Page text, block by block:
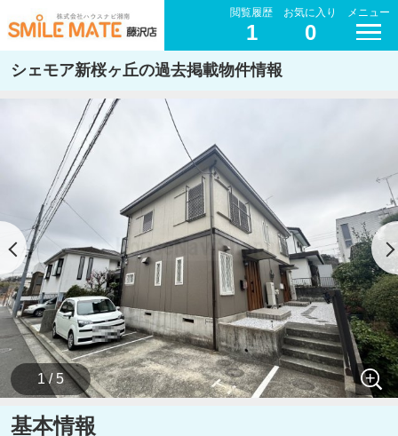
閲覧履歴
1
お気に入り
0
メニュー
シェモア新桜ヶ丘の過去掲載物件情報
1 / 5
基本情報